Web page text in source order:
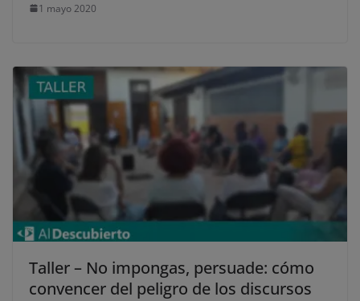
1 mayo 2020
Taller – No impongas, persuade: cómo
convencer del peligro de los discursos